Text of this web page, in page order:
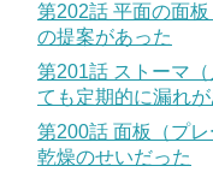
第202話 平面の面
の提案があった
第201話 ストーマ
ても定期的に漏れが
第200話 面板（プ
乾燥のせいだった